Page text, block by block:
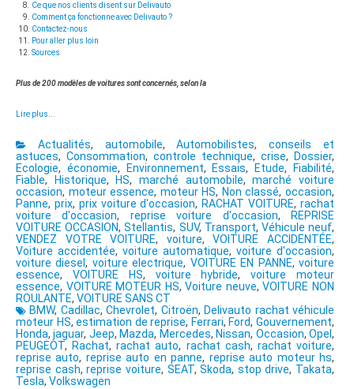
Ce que nos clients disent sur Delivauto
Comment ça fonctionne avec Delivauto ?
Contactez-nous
Pour aller plus loin
Sources
Plus de 200 modèles de voitures sont concernés, selon la
Lire plus...
Actualités, automobile,Automobilistes,conseils et
astuces, Consommation, controle technique, crise, Dossier,
Ecologie, économie, Environnement, Essais, Etude, Fiabilité,
Fiable, Historique, HS,marché automobile,marché voiture
occasion, moteur essence, moteur HS, Non classé,occasion,
Panne, prix, prix voiture d'occasion, RACHAT VOITURE,rachat
voiture d'occasion, reprise voiture d'occasion,
REPRISE
VOITURE OCCASION,Stellantis, SUV, Transport, Véhicule neuf,
VENDEZ VOTRE VOITURE, voiture,VOITURE ACCIDENTÉE,
Voiture accidentée, voiture automatique, voiture d'occasion,
voiture diesel, voiture electrique, VOITURE EN PANNE,voiture
essence, VOITURE HS, voiture hybride,voiture moteur
essence, VOITURE MOTEUR HS,Voiture neuve,VOITURE NON
ROULANTE, VOITURE SANS CT
BMW, Cadillac,Chevrolet, Citroën, Delivauto rachat véhicule
moteur HS,estimation de reprise, Ferrari, Ford,Gouvernement,
Honda,jaguar, Jeep, Mazda, Mercedes, Nissan, Occasion,Opel,
PEUGEOT, Rachat,rachat auto, rachat cash, rachat voiture,
reprise auto, reprise auto en panne, reprise auto moteur hs,
reprise cash,reprise voiture, SEAT,Skoda, stop drive, Takata,
Tesla, Volkswagen